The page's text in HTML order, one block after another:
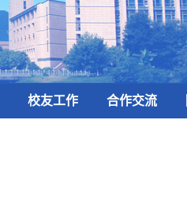
校友工作 合作交流